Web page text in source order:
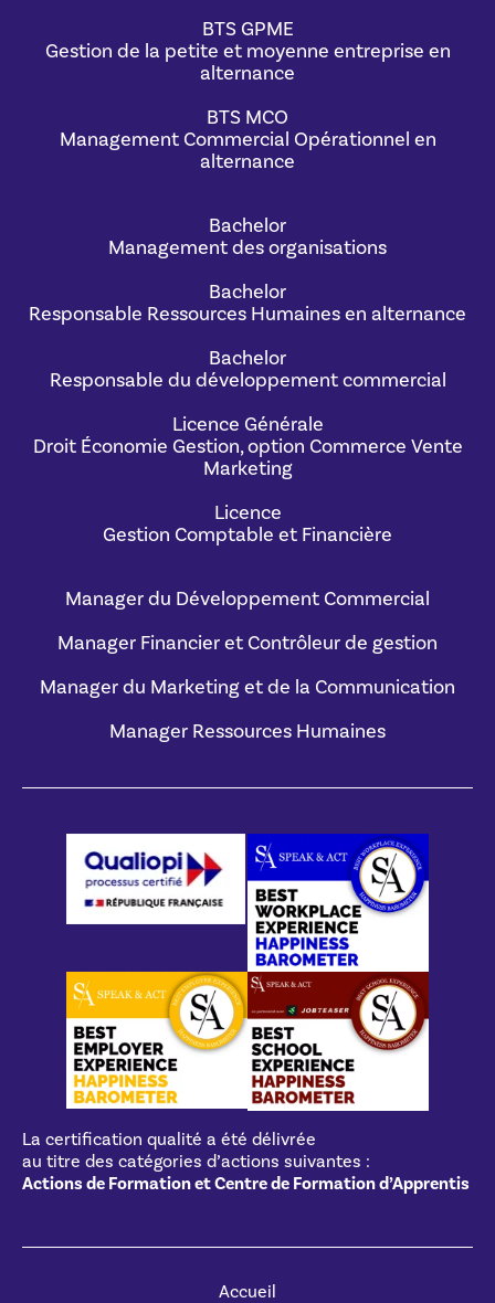
BTS GPME
Gestion de la petite et moyenne entreprise en
alternance
BTS MCO
Management Commercial Opérationnel en
alternance
Bachelor
Management des organisations
Bachelor
Responsable Ressources Humaines en alternance
Bachelor
Responsable du développement commercial
Licence Générale
Droit Économie Gestion, option Commerce Vente
Marketing
Licence
Gestion Comptable et Financière
Manager du Développement Commercial
Manager Financier et Contrôleur de gestion
Manager du Marketing et de la Communication
Manager Ressources Humaines
La certification qualité a été délivrée
au titre des catégories d’actions suivantes :
Actions de Formation et Centre de Formation d’Apprentis
Accueil